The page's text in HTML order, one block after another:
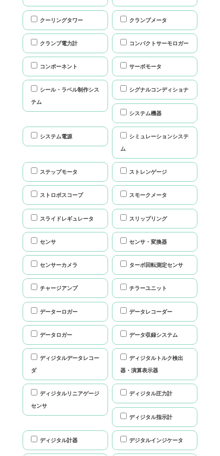
クーリングタワー クランプメータ
クランプ電力計 コンパクトサーモロガー
コンポーネント サーボモータ
シール・ラベル制作シス
テム
シグナルコンディショナ
システム機器
システム電源 シミュレーションシステ
ム
ステップモータ ストレンゲージ
ストロボスコープ スモークメータ
スライドレギュレータ スリップリング
センサ センサ・変換器
センサーカメラ ターボ回転測定センサ
チャージアンプ チラーユニット
データーロガー データレコーダー
データロガー データ収録システム
ディジタルデータレコー
ダ
ディジタルトルク検出
器・演算表示器
ディジタルリニアゲージ
センサ
ディジタル圧力計
ディジタル指示計
ディジタル計器 デジタルインジケータ